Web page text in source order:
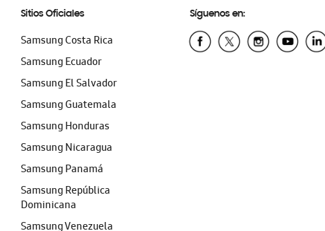
Sitios Oficiales
Samsung Costa Rica
Samsung Ecuador
Samsung El Salvador
Samsung Guatemala
Samsung Honduras
Samsung Nicaragua
Samsung Panamá
Samsung República
Dominicana
Samsung Venezuela
Síguenos en: